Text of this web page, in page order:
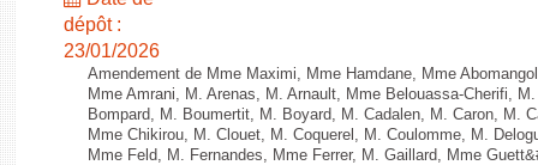
dépôt :
23/01/2026
Amendement de Mme Maximi, Mme Hamdane, Mme
Mme Amrani, M. Arenas, M. Arnault, Mme Belouassa-Cherifi,
Bompard, M. Boumertit, M. Boyard, M. Cadalen, M. Caron, M.
Mme Chikirou, M. Clouet, M. Coquerel, M. Coulomme, M.
Mme Feld, M. Fernandes, Mme Ferrer, M. Gaillard, Mme